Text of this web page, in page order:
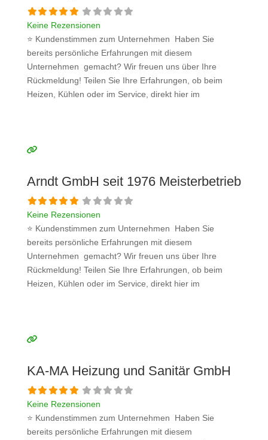
Keine Rezensionen
⭐ Kundenstimmen zum Unternehmen Haben Sie
bereits persönliche Erfahrungen mit diesem
Unternehmen gemacht? Wir freuen uns über Ihre
Rückmeldung! Teilen Sie Ihre Erfahrungen, ob beim
Heizen, Kühlen oder im Service, direkt hier im
bitte mit konkreten Details an und bleiben
Arndt GmbH seit 1976 Meisterbetrieb
Keine Rezensionen
⭐ Kundenstimmen zum Unternehmen Haben Sie
bereits persönliche Erfahrungen mit diesem
Unternehmen gemacht? Wir freuen uns über Ihre
Rückmeldung! Teilen Sie Ihre Erfahrungen, ob beim
Heizen, Kühlen oder im Service, direkt hier im
bitte mit konkreten Details an und bleiben
KA-MA Heizung und Sanitär GmbH
Keine Rezensionen
⭐ Kundenstimmen zum Unternehmen Haben Sie
bereits persönliche Erfahrungen mit diesem